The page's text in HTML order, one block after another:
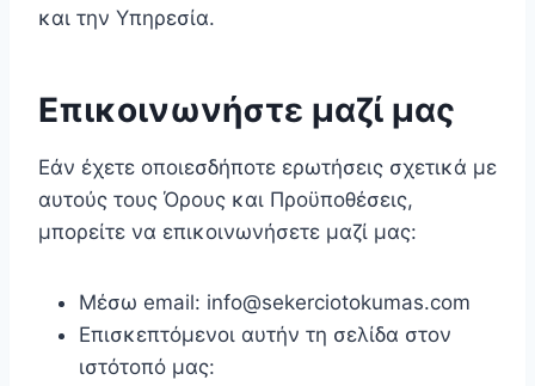
και την Υπηρεσία.
Επικοινωνήστε μαζί μας
Εάν έχετε οποιεσδήποτε ερωτήσεις σχετικά με
αυτούς τους Όρους και Προϋποθέσεις,
μπορείτε να επικοινωνήσετε μαζί μας:
Μέσω email: info@sekerciotokumas.com
Επισκεπτόμενοι αυτήν τη σελίδα στον
ιστότοπό μας: